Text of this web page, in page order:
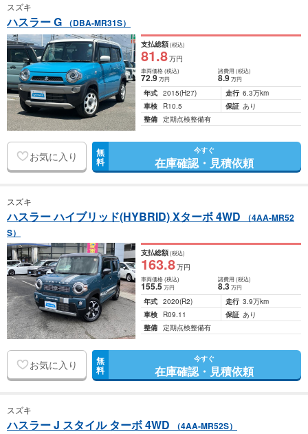
スズキ
ハスラー G （DBA-MR31S）
支払総額(税込)
81.8万円
車両価格(税込)
72.9万円
諸費用 (税込)
8.9 万円
年式 2015(H27) 走行 6.3万km
車検
R10.5 保証 あり
整備 定期点検整備有
お気に入り 無
料
今すぐ
在庫確認・見積依頼
スズキ
ハスラー ハイブリッド(HYBRID) Xターボ 4WD
（4AA-MR52
S）
支払総額(税込)
163.8万円
車両価格(税込)
155.5万円
諸費用 (税込)
8.3 万円
年式 2020(R2) 走行 3.9万km
車検
R09.11 保証 あり
整備 定期点検整備有
お気に入り 無
料
今すぐ
在庫確認・見積依頼
スズキ
ハスラー J スタイル ターボ 4WD （4AA-MR52S）